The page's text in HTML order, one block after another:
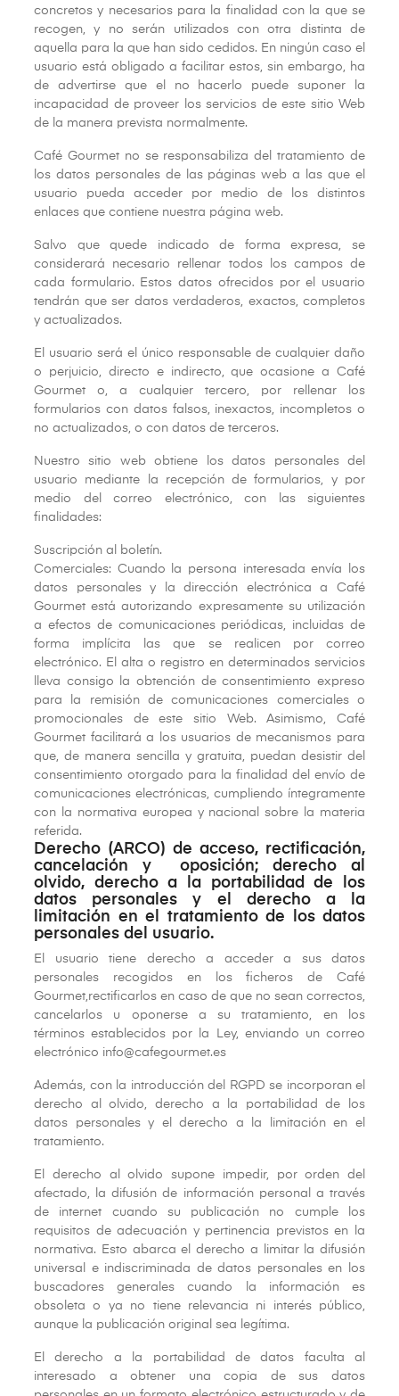
concretos y necesarios para la finalidad con la que se
recogen, y no serán utilizados con otra distinta de
aquella para la que han sido cedidos. En ningún caso el
usuario está obligado a facilitar estos, sin embargo, ha
de advertirse que el no hacerlo puede suponer la
incapacidad de proveer los servicios de este sitio Web
de la manera prevista normalmente.
Café Gourmet no se responsabiliza del tratamiento de
los datos personales de las páginas web a las que el
usuario pueda acceder por medio de los distintos
enlaces que contiene nuestra página web.
Salvo que quede indicado de forma expresa, se
considerará necesario rellenar todos los campos de
cada formulario. Estos datos ofrecidos por el usuario
tendrán que ser datos verdaderos, exactos, completos
y actualizados.
El usuario será el único responsable de cualquier daño
o perjuicio, directo e indirecto, que ocasione a Café
Gourmet o, a cualquier tercero, por rellenar los
formularios con datos falsos, inexactos, incompletos o
no actualizados, o con datos de terceros.
Nuestro sitio web obtiene los datos personales del
usuario mediante la recepción de formularios, y por
medio del correo electrónico, con las siguientes
finalidades:
Suscripción al boletín.
Comerciales: Cuando la persona interesada envía los
datos personales y la dirección electrónica a Café
Gourmet está autorizando expresamente su utilización
a efectos de comunicaciones periódicas, incluidas de
forma implícita las que se realicen por correo
electrónico. El alta o registro en determinados servicios
lleva consigo la obtención de consentimiento expreso
para la remisión de comunicaciones comerciales o
promocionales de este sitio Web. Asimismo, Café
Gourmet facilitará a los usuarios de mecanismos para
que, de manera sencilla y gratuita, puedan desistir del
consentimiento otorgado para la finalidad del envío de
comunicaciones electrónicas, cumpliendo íntegramente
con la normativa europea y nacional sobre la materia
referida.
Derecho (ARCO) de acceso, rectificación,
cancelación y oposición; derecho al
olvido, derecho a la portabilidad de los
datos personales y el derecho a la
limitación en el tratamiento de los datos
personales del usuario.
El usuario tiene derecho a acceder a sus datos
personales recogidos en los ficheros de Café
Gourmet,rectificarlos en caso de que no sean correctos,
cancelarlos u oponerse a su tratamiento, en los
términos establecidos por la Ley, enviando un correo
electrónico info@cafegourmet.es
Además, con la introducción del RGPD se incorporan el
derecho al olvido, derecho a la portabilidad de los
datos personales y el derecho a la limitación en el
tratamiento.
El derecho al olvido supone impedir, por orden del
afectado, la difusión de información personal a través
de internet cuando su publicación no cumple los
requisitos de adecuación y pertinencia previstos en la
normativa. Esto abarca el derecho a limitar la difusión
universal e indiscriminada de datos personales en los
buscadores generales cuando la información es
obsoleta o ya no tiene relevancia ni interés público,
aunque la publicación original sea legítima.
El derecho a la portabilidad de datos faculta al
interesado a obtener una copia de sus datos